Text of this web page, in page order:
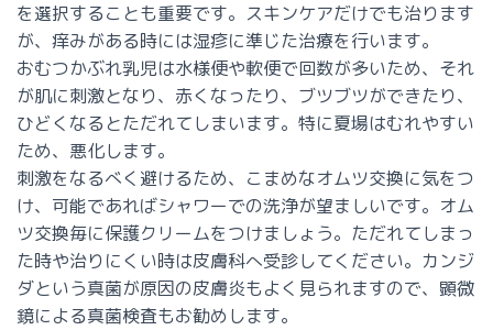
を選択することも重要です。スキンケアだけでも治ります
が、痒みがある時には湿疹に準じた治療を行います。
おむつかぶれ乳児は水様便や軟便で回数が多いため、それ
が肌に刺激となり、赤くなったり、ブツブツができたり、
ひどくなるとただれてしまいます。特に夏場はむれやすい
ため、悪化します。
刺激をなるべく避けるため、こまめなオムツ交換に気をつ
け、可能であればシャワーでの洗浄が望ましいです。オム
ツ交換毎に保護クリームをつけましょう。ただれてしまっ
た時や治りにくい時は皮膚科へ受診してください。カンジ
ダという真菌が原因の皮膚炎もよく見られますので、顕微
鏡による真菌検査もお勧めします。